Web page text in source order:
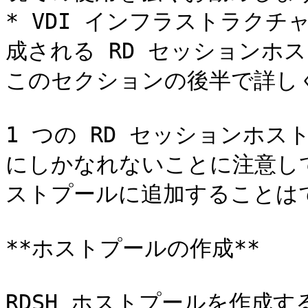
* VDI インフラストラクチ
成される RD セッションホ
このセクションの後半で詳し
1 つの RD セッションホス
にしかなれないことに注意
ストプールに追加することは
**ホストプールの作成**
RDSH ホストプールを作成